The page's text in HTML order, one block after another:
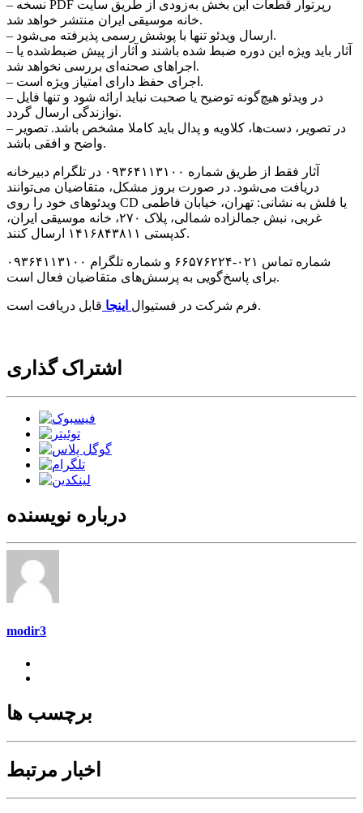
– نسخه PDF رپرتوار قطعات این بخش به‌زودی از طریق سایت
خانه موسیقی ایران منتشر خواهد شد.
– ارسال ویدئو تنها با پوشش رسمی پذیرفته می‌شود.
– آثار باید ویژه این دوره ضبط شده باشند و آثار از پیش ضبط‌شده یا
اجراهای صحنه‌ای بررسی نخواهد شد.
– اجرای حفظ دارای امتیاز ویژه است.
– در ویدئو هیچ‌گونه توضیح یا صحبت نباید ارائه شود و تنها فایل
نوازندگی ارسال گردد.
– در تصویر، دست‌ها، کلاویه و پدال باید کاملا مشخص باشد. تصویر
واضح و افقی باشد.
آثار فقط از طریق شماره ۰۹۳۶۴۱۱۳۱۰۰ در تلگرام دبیرخانه
دریافت می‌شود. در صورت بروز مشکل، متقاضیان می‌توانند
ویدئوهای خود را روی CD یا فلش به نشانی: تهران، خیابان فاطمی
غربی، نبش جمالزاده شمالی، پلاک ۲۷۰، خانه موسیقی ایران،
کدپستی ۱۴۱۶۸۴۳۸۱۱ ارسال کنند.
شماره تماس ۰۲۱-۶۶۵۷۶۲۲۴ و شماره تلگرام ۰۹۳۶۴۱۱۳۱۰۰
برای پاسخ‌گویی به پرسش‌های متقاضیان فعال است.
فرم شرکت در فستیوال اینجا قابل دریافت است.
اشتراک گذاری
درباره نویسنده
modir3
برچسب ها
اخبار مرتبط